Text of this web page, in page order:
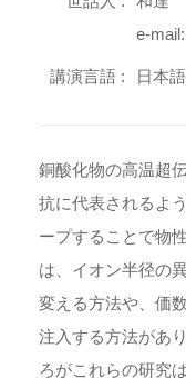
e-
講演言語 : 日本語
銅酸化物の高温超
抗に代表されるよ
ープすることで物
は、イオン半径の
変える方法や、価
注入する方法があ
ろがこれらの研究